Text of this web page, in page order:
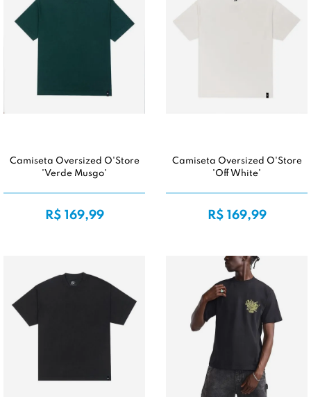
Camiseta Oversized O'Store
'Verde Musgo'
R$ 169,99
Camiseta Oversized O'Store
'Off White'
R$ 169,99